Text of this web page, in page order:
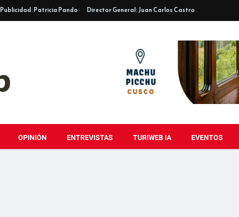
Publicidad: Patricia Pando Director General: Juan Carlos Castro
OPINIÓN ENTREVISTAS TURIWEB IA EVENTOS